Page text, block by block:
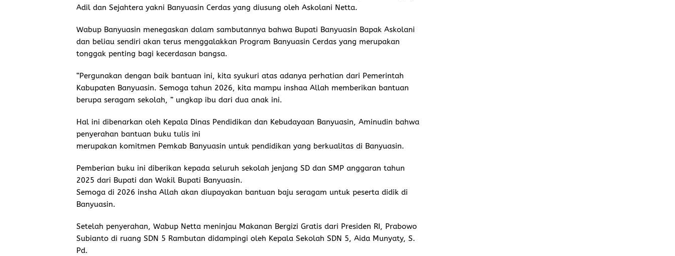
Adil dan Sejahtera yakni Banyuasin Cerdas yang diusung oleh Askolani Netta.
Wabup Banyuasin menegaskan dalam sambutannya bahwa Bupati Banyuasin Bapak Askolani
dan beliau sendiri akan terus menggalakkan Program Banyuasin Cerdas yang merupakan
tonggak penting bagi kecerdasan bangsa.
“Pergunakan dengan baik bantuan ini, kita syukuri atas adanya perhatian dari Pemerintah
Kabupaten Banyuasin. Semoga tahun 2026, kita mampu inshaa Allah memberikan bantuan
berupa seragam sekolah, ” ungkap ibu dari dua anak ini.
Hal ini dibenarkan oleh Kepala Dinas Pendidikan dan Kebudayaan Banyuasin, Aminudin bahwa
penyerahan bantuan buku tulis ini
merupakan komitmen Pemkab Banyuasin untuk pendidikan yang berkualitas di Banyuasin.
Pemberian buku ini diberikan kepada seluruh sekolah jenjang SD dan SMP anggaran tahun
2025 dari Bupati dan Wakil Bupati Banyuasin.
Semoga di 2026 insha Allah akan diupayakan bantuan baju seragam untuk peserta didik di
Banyuasin.
Setelah penyerahan, Wabup Netta meninjau Makanan Bergizi Gratis dari Presiden RI, Prabowo
Subianto di ruang SDN 5 Rambutan didampingi oleh Kepala Sekolah SDN 5, Aida Munyaty, S.
Pd.